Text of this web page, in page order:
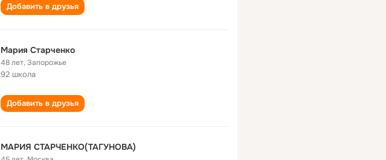
Добавить в друзья
Мария Старченко
48 лет,Запорожье
92 школа
Добавить в друзья
МАРИЯ СТАРЧЕНКО(ТАГУНОВА)